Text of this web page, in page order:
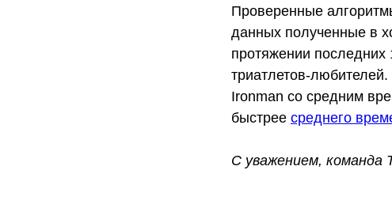
Проверенные
данных полученные в
протяжении последних
триатлетов-
Ironman со средним
быстрее среднего
С уважением, команда